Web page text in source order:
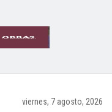
viernes, 7 agosto, 2026